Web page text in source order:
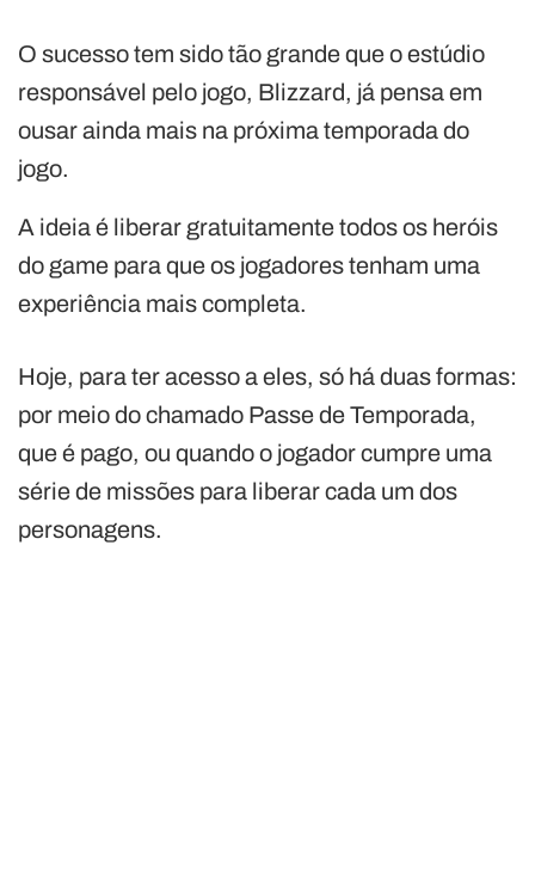
O sucesso tem sido tão grande que o estúdio
responsável pelo jogo, Blizzard, já pensa em
ousar ainda mais na próxima temporada do
jogo.
A ideia é liberar gratuitamente todos os heróis
do game para que os jogadores tenham uma
experiência mais completa.
Hoje, para ter acesso a eles, só há duas formas:
por meio do chamado Passe de Temporada,
que é pago, ou quando o jogador cumpre uma
série de missões para liberar cada um dos
personagens.